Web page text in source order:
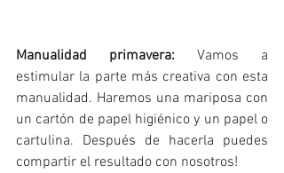
Manualidad primavera: Vamos a
estimular la parte más creativa con esta
manualidad. Haremos una mariposa con
un cartón de papel higiénico y un papel o
cartulina. Después de hacerla puedes
compartir el resultado con nosotros!